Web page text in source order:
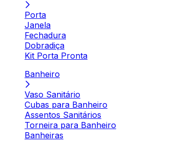
Porta
Janela
Fechadura
Dobradiça
Kit Porta Pronta
Banheiro
Vaso Sanitário
Cubas para Banheiro
Assentos Sanitários
Torneira para Banheiro
Banheiras